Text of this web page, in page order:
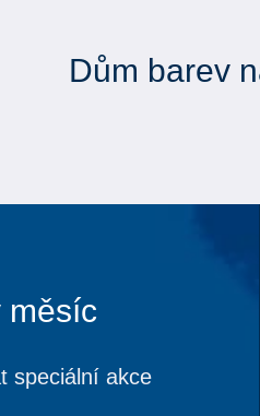
Dům barev
měsíc
speciální akce